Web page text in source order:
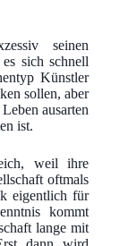
seinen
sich schnell
Künstler
sollen, aber
ausarten
ist.
weil ihre
oftmals
eigentlich für
kommt
lange mit